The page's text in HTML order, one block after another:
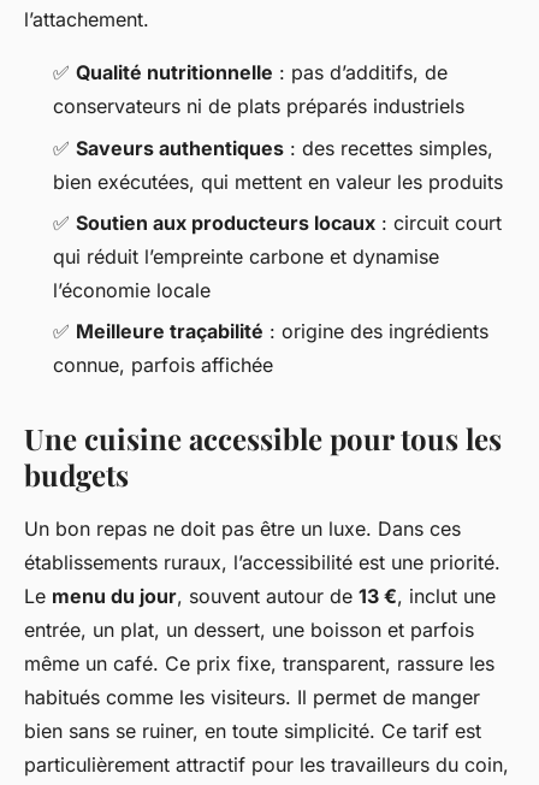
l’attachement.
✅ Qualité nutritionnelle : pas d’additifs, de
conservateurs ni de plats préparés industriels
✅ Saveurs authentiques : des recettes simples,
bien exécutées, qui mettent en valeur les produits
✅ Soutien aux producteurs locaux : circuit court
qui réduit l’empreinte carbone et dynamise
l’économie locale
✅ Meilleure traçabilité : origine des ingrédients
connue, parfois affichée
Une cuisine accessible pour tous les
budgets
Un bon repas ne doit pas être un luxe. Dans ces
établissements ruraux, l’accessibilité est une priorité.
Le menu du jour, souvent autour de 13 €, inclut une
entrée, un plat, un dessert, une boisson et parfois
même un café. Ce prix fixe, transparent, rassure les
habitués comme les visiteurs. Il permet de manger
bien sans se ruiner, en toute simplicité. Ce tarif est
particulièrement attractif pour les travailleurs du coin,